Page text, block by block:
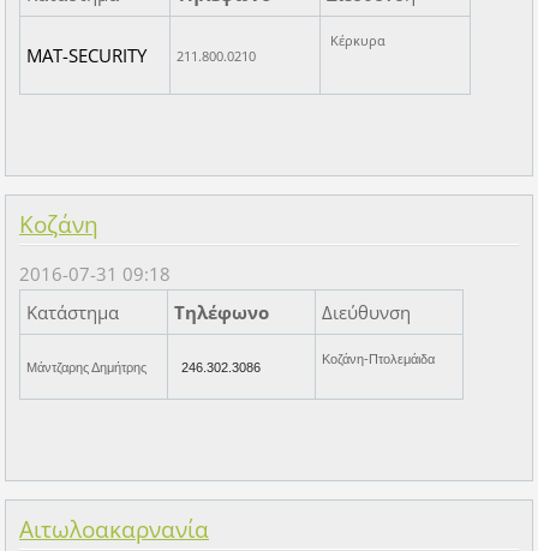
MAT-SECURITY 211.800.0210
Κέρκυρα
Κοζάνη
2016-07-31 09:18
Κατάστημα
Τηλέφωνο Διεύθυνση
Μάντζαρης Δημήτρης 246.302.3086
Κοζάνη-Πτολεμάιδα
Αιτωλοακαρνανία